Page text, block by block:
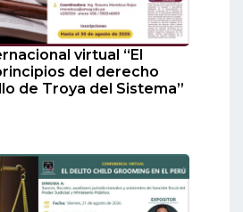
virtual “El
del derecho
de Troya del Sistema”